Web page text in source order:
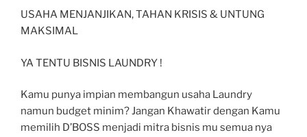
USAHA MENJANJIKAN, TAHAN KRISIS & UNTUNG
MAKSIMAL
YA TENTU BISNIS LAUNDRY !
Kamu punya impian membangun usaha Laundry
namun budget minim? Jangan Khawatir dengan Kamu
memilih D’BOSS menjadi mitra bisnis mu semua nya